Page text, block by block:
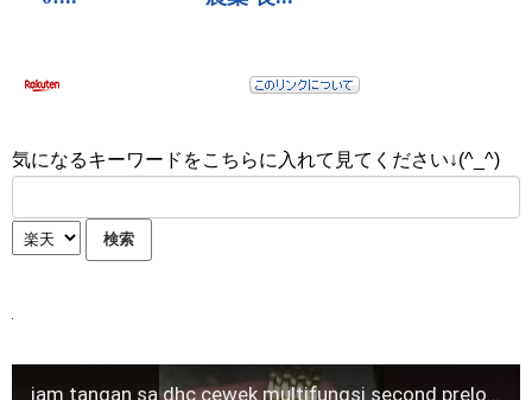
気になるキーワードをこちらに入れて見てください↓(^_^)
jam tangan sa dhc cewek multifungsi second preloved original